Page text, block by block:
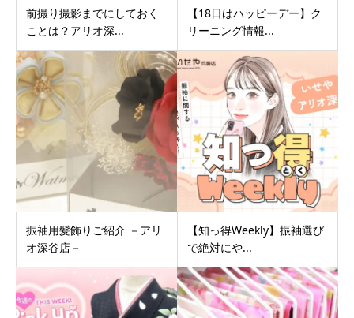
前撮り撮影までにしておく
ことは？アリオ深...
【18日はハッピーデー】ク
リーニング情報...
振袖用髪飾りご紹介 －アリ
オ深谷店－
【知っ得Weekly】振袖選び
で絶対にや...